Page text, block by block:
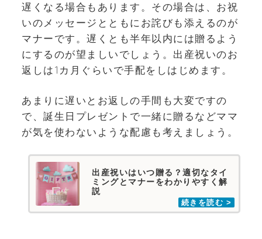
遅くなる場合もあります。その場合は、お祝
いのメッセージとともにお詫びも添えるのが
マナーです。遅くとも半年以内には贈るよう
にするのが望ましいでしょう。出産祝いのお
返しは1カ月ぐらいで手配をしはじめます。
あまりに遅いとお返しの手間も大変ですの
で、誕生日プレゼントで一緒に贈るなどママ
が気を使わないような配慮も考えましょう。
出産祝いはいつ贈る？適切なタイ
ミングとマナーをわかりやすく解
説